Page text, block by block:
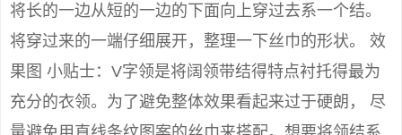
将长的一边从短的一边的下面向上穿过去系一个结。
将穿过来的一端仔细展开，整理一下丝巾的形状。 效
果图 小贴士：V字领是将阔领带结得特点衬托得最为
充分的衣领。为了避免整体效果看起来过于硬朗， 尽